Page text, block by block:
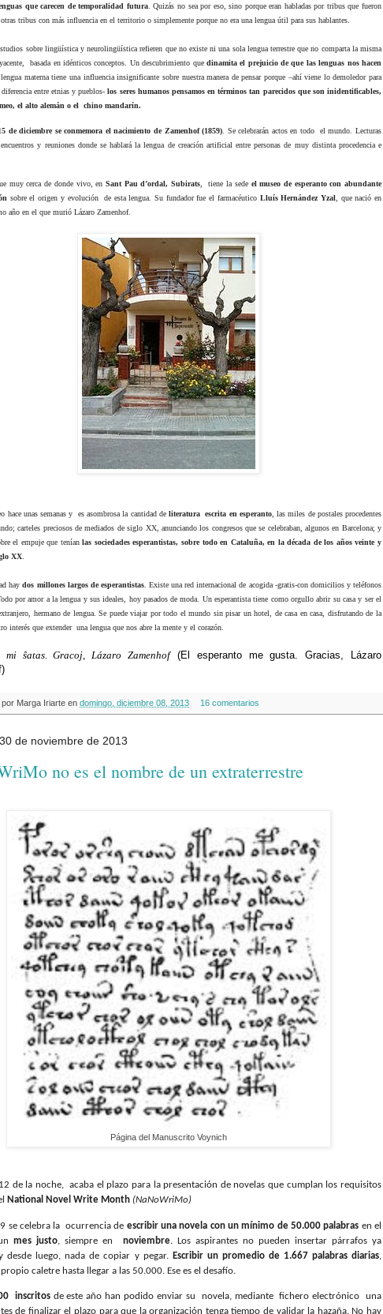
que carecen de temporalidad futura. Quizás no sea por eso, sino porque eran habladas por tribus que fueron
tribus con más influencia en el territorio o simplemente porque no era una lengua útil para sus hablantes.
sobre lingüística y neurolingüística refieren que no existe ni una sola lengua terrestre que no comparta la misma
basada en idénticos conceptos. Un descubrimiento que dinamita el prejuicio de que las lenguas nos hacen
materna tiene una influencia insignificante sobre nuestra manera de pensar porque –ahí viene lo demoledor para
diferencia entre etnias y pueblos-los seres humanos pensamos en términos tan parecidos que son inidentificables,
el alto alemán o el chino mandarín.
de diciembre se conmemora el nacimiento de Zamenhof (1859) . Se celebrarán actos en todo
el mundo. Lecturas
encuentros y reuniones donde se hablará la lengua de creación artificial entre personas de muy distinta procedencia e
muy cerca de donde vivo, en Sant Pau d’ordal, Subirats tiene la sede el museo de esperanto con abundante
sobre el origen y evolución de esta lengua. Su fundador fue el farmacéutico Lluís Hernández Yzal, que nació en
año en el que murió Lázaro Zamenhof.
hace unas semanas y es asombrosa la cantidad de literatura escrita en esperanto, las miles de postales procedentes
carteles preciosos de mediados de siglo XX, anunciando los congresos que se celebraban, algunos en Barcelona; y
el empuje que teníanlas sociedades esperantistas, sobre todo en Cataluña, en la década de los años veinte y
XX
haydos millones largos de esperantistas. Existe una red internacional de acogida -gratis-con domicilios y teléfonos
por amor a la lengua y sus ideales, hoy pasados de moda. Un esperantista tiene como orgullo abrir su casa y ser el
hermano de lengua. Se puede viajar por todo el mundo sin pisar un hotel, de casa en casa, disfrutando de la
interés que extender una lengua que nos abre la mente y el corazón.
mi ŝatas. Gracoj, Lázaro Zamenhof(El esperanto me gusta. Gracias, Lázaro
por Marga Iriarte en domingo, diciembre 08, 2013 16 comentarios
de noviembre de 2013
no es el nombre de un extraterrestre
Página del Manuscrito Voynich
de la noche, acaba el plazo para la presentación de novelas que cumplan los requisitos
National Novel Write Month (NaNoWriMo)
se celebra la ocurrencia de escribir una novela con un mínimo de 50.000 palabras en el
mes justo, siempre en noviembre. Los aspirantes no pueden insertar párrafos ya
desde luego, nada de copiar y pegar. Escribir un promedio de 1.667 palabras diarias,
caletre hasta llegar a las 50.000. Ese es el desafío.
inscritosde este año han podido enviar su novela, mediante fichero electrónico
una
de finalizar el plazo para que la organización tenga tiempo de validar la hazaña. No hay